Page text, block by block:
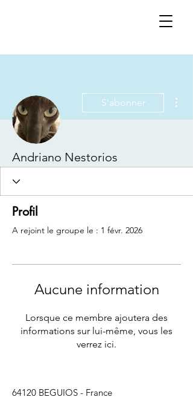
S'abonner
Andriano Nestorios
Profil
A rejoint le groupe le : 1 févr. 2026
Aucune information
Lorsque ce membre ajoutera des
informations sur lui-même, vous les
verrez ici.
64120 BEGUIOS - France